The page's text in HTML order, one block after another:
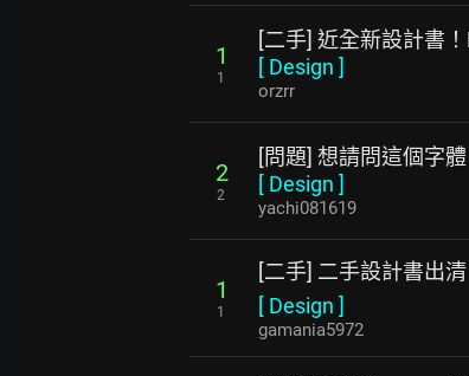
1
1
[二手] 近全新設計書
[ Design ]
orzrr
2
2
[問題] 想請問這個字體
[ Design ]
yachi081619
1
1
[二手] 二手設計書出清
[ Design ]
gamania5972